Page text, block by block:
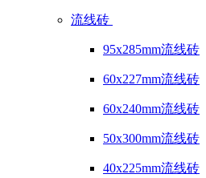
流线砖
95x285mm流线砖
60x227mm流线砖
60x240mm流线砖
50x300mm流线砖
40x225mm流线砖